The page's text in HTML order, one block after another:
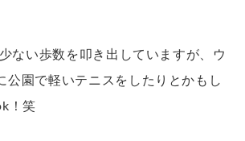
ない歩数を叩き出していますが、ウ
公園で軽いテニスをしたりとかもし
！笑